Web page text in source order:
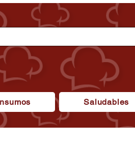
Saludables